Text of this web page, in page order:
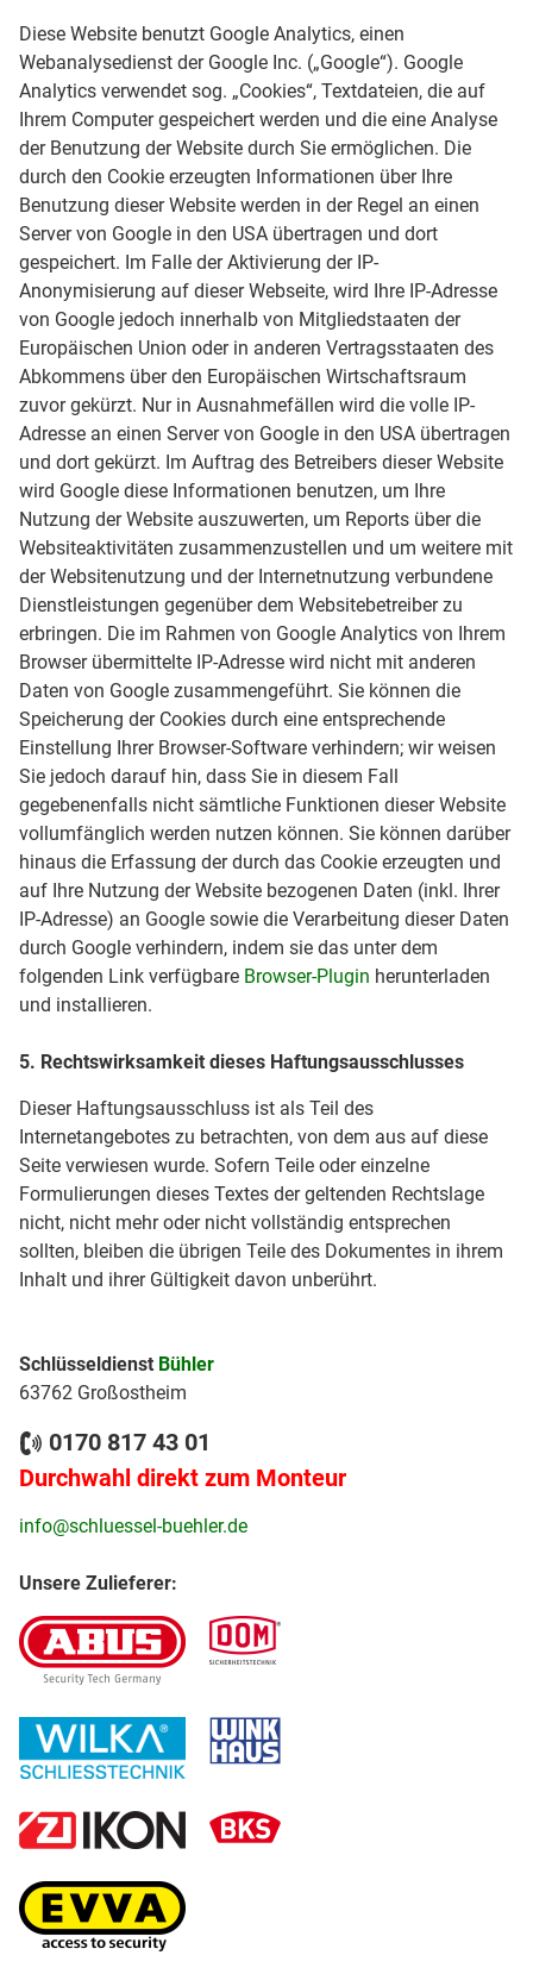
Diese Website benutzt Google Analytics, einen
Webanalysedienst der Google Inc. („Google“). Google
Analytics verwendet sog. „Cookies“, Textdateien, die auf
Ihrem Computer gespeichert werden und die eine Analyse
der Benutzung der Website durch Sie ermöglichen. Die
durch den Cookie erzeugten Informationen über Ihre
Benutzung dieser Website werden in der Regel an einen
Server von Google in den USA übertragen und dort
gespeichert. Im Falle der Aktivierung der IP-
Anonymisierung auf dieser Webseite, wird Ihre IP-Adresse
von Google jedoch innerhalb von Mitgliedstaaten der
Europäischen Union oder in anderen Vertragsstaaten des
Abkommens über den Europäischen Wirtschaftsraum
zuvor gekürzt. Nur in Ausnahmefällen wird die volle IP-
Adresse an einen Server von Google in den USA übertragen
und dort gekürzt. Im Auftrag des Betreibers dieser Website
wird Google diese Informationen benutzen, um Ihre
Nutzung der Website auszuwerten, um Reports über die
Websiteaktivitäten zusammenzustellen und um weitere mit
der Websitenutzung und der Internetnutzung verbundene
Dienstleistungen gegenüber dem Websitebetreiber zu
erbringen. Die im Rahmen von Google Analytics von Ihrem
Browser übermittelte IP-Adresse wird nicht mit anderen
Daten von Google zusammengeführt. Sie können die
Speicherung der Cookies durch eine entsprechende
Einstellung Ihrer Browser-Software verhindern; wir weisen
Sie jedoch darauf hin, dass Sie in diesem Fall
gegebenenfalls nicht sämtliche Funktionen dieser Website
vollumfänglich werden nutzen können. Sie können darüber
hinaus die Erfassung der durch das Cookie erzeugten und
auf Ihre Nutzung der Website bezogenen Daten (inkl. Ihrer
IP-Adresse) an Google sowie die Verarbeitung dieser Daten
durch Google verhindern, indem sie das unter dem
folgenden Link verfügbare Browser-Plugin herunterladen
und installieren.
5. Rechtswirksamkeit dieses Haftungsausschlusses
Dieser Haftungsausschluss ist als Teil des
Internetangebotes zu betrachten, von dem aus auf diese
Seite verwiesen wurde. Sofern Teile oder einzelne
Formulierungen dieses Textes der geltenden Rechtslage
nicht, nicht mehr oder nicht vollständig entsprechen
sollten, bleiben die übrigen Teile des Dokumentes in ihrem
Inhalt und ihrer Gültigkeit davon unberührt.
Schlüsseldienst Bühler
63762 Großostheim
0170 817 43 01
Durchwahl direkt zum Monteur
info@schluessel-buehler.de
Unsere Zulieferer: